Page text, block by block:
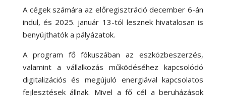
A cégek számára az előregisztráció december 6-án
indul, és 2025. január 13-tól lesznek hivatalosan is
benyújthatók a pályázatok.
A program fő fókuszában az eszközbeszerzés,
valamint a vállalkozás működéséhez kapcsolódó
digitalizációs és megújuló energiával kapcsolatos
fejlesztések állnak. Mivel a fő cél a beruházások